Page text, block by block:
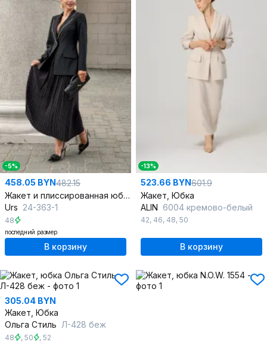
-5%
458.05 BYN482.15
Жакет и плиссированная юбка элегантный комплект
Urs 24-363-1
48
последний размер
В корзину
-13%
523.66 BYN601.9
Жакет, Юбка
ALIN 6004 кремово-белый
42, 46, 48, 50
В корзину
305.04 BYN
Жакет, Юбка
Ольга Стиль Л-428 беж
48 , 50 , 52